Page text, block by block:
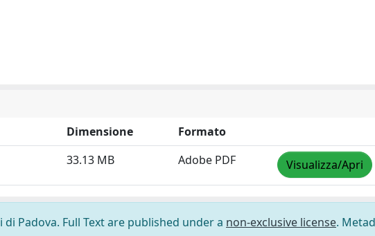
Dimensione
Formato
33.13 MB Adobe PDF Visualizza/Apri
Padova. Full Text are published under a non-exclusive license.